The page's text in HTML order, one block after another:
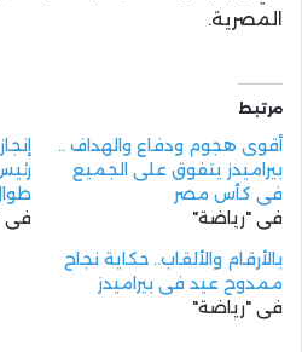
المصرية.
مرتبط
أقوى هجوم ودفاع والهداف ..
بيراميدز يتفوق على الجميع
في كأس مصر
في "رياضة"
في
بالأرقام والألقاب.. حكاية نجاح
ممدوح عيد في بيراميدز
في "رياضة"